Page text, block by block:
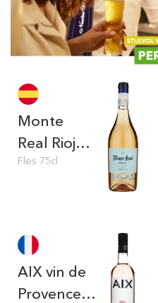
Monte
Real Rioja
Garnacha
Fles 75cl
AIX vin de
Provence